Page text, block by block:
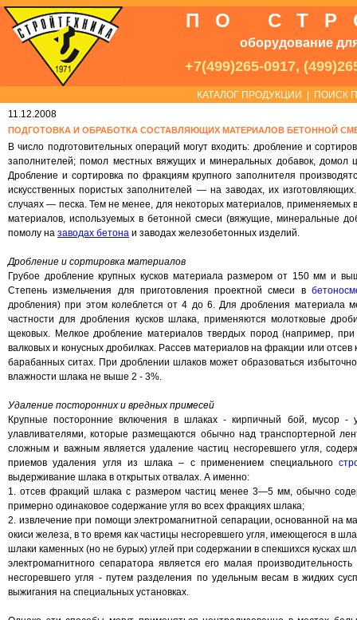
ПО
оборудование
+7(499)265-0917,
КАТАЛОГ ПРОДУКЦИИ
ПОИСК
11.12.2008
ПОДГОТОВКА И ОБРАБОТКА СОСТАВЛЯЮЩИХ МАТЕРИАЛОВ БЕТОННОЙ
В число подготовительных операций могут входить: дробление и
заполнителей; помол местных вяжущих и минеральных добавок, домол
Дробление и сортировка по фракциям крупного заполнителя
искусственных пористых заполнителей — на заводах, их
случаях — песка. Тем не менее, для некоторых материалов, применяемых
материалов, используемых в бетонной смеси (вяжущие, минеральные
помолу на заводах бетона и заводах железобетонных изделий.
Дробление и сортировка материалов
Грубое дробление крупных кусков материала размером от 150 мм и
Степень измельчения для приготовления проектной смеси в
дробления) при этом колеблется от 4 до 6. Для дробления материала
частности для дробления кусков шлака, применяются молотковые
щековых. Мелкое дробление материалов твердых пород (например,
валковых и конусных дробилках. Рассев материалов на фракции или
барабанных ситах. При дроблении шлаков может образоваться
влажности шлака не выше 2 - 3%.
Удаление посторонних и вредных примесей
Крупные посторонние включения в шлаках - кирпичный бой, мусор -
улавливателями, которые размещаются обычно над транспортерной
сложным и важным является удаление частиц несгоревшего угля,
приемов удаления угля из шлака – с применением специального
выдерживание шлака в открытых отвалах. А именно:
1. отсев фракций шлака с размером частиц менее 3—5 мм, обычно
примерно одинаковое содержание угля во всех фракциях шлака;
2. извлечение при помощи электромагнитной сепарации, основанной на
окиси железа, в то время как частицы несгоревшего угля, имеющегося в
шлаки каменных (но не бурых) углей при содержании в спекшихся кусках
электромагнитного сепаратора является его малая
несгоревшего угля - путем разделения по удельным весам в жидких
выжигания на специальных установках.